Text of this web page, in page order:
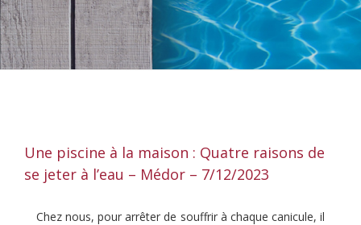
Une piscine à la maison : Quatre raisons de
se jeter à l’eau – Médor – 7/12/2023
Chez nous, pour arrêter de souffrir à chaque canicule, il